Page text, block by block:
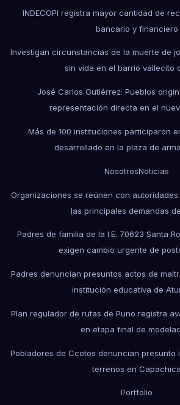
INDECOPI registra mayor cantidad de
bancario y financiero
Investigan circunstancias de la muerte de
sin vida en el barrio vallecito
José Carlos Gutiérrez: Pueblos
representación directa en el
Más de 100 instituciones participaron
desarrollado en la plaza de
NosotrosNoticias
Organizaciones se reúnen con
las principales demandas
Padres de familia de la I.E. 70623 Santa
exigen cambio urgente de
Padres denuncian presuntos actos de
institución educativa de
Plan regulador de rutas de Puno registra
en etapa final de
Pobladores de Ccotos denuncian presunto
terrenos en Capachica
Portfolio